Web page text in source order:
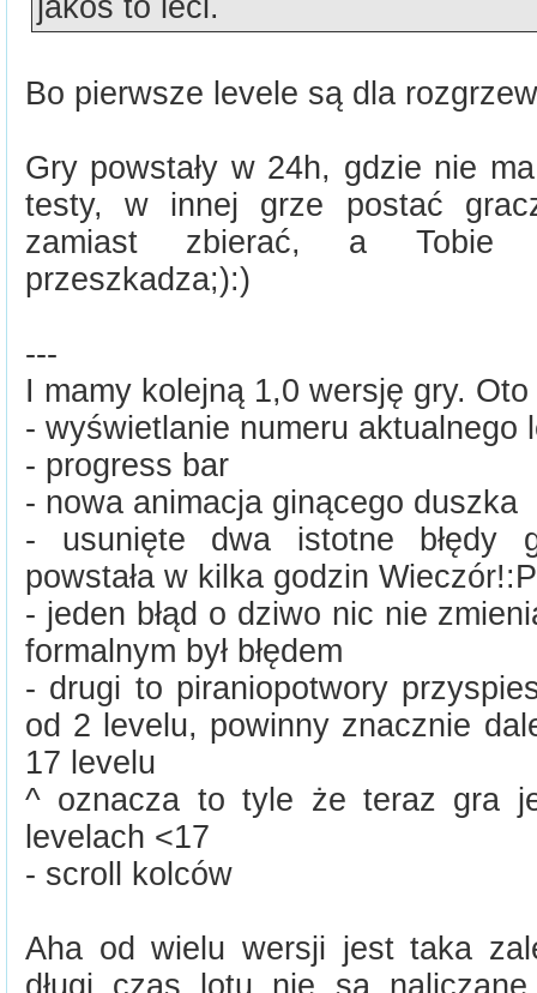
jakoś to leci.
Bo pierwsze levele są dla
Gry powstały w 24h, gdzie nie
testy, w innej grze postać
zamiast zbierać, a Tobie
przeszkadza;):)
---
I mamy kolejną 1,0 wersję gry.
- wyświetlanie numeru aktualnego
- progress bar
- nowa animacja ginącego duszka
- usunięte dwa istotne błędy
powstała w kilka godzin Wieczór!:P
- jeden błąd o dziwo nic nie
formalnym był błędem
- drugi to piraniopotwory
od 2 levelu, powinny znacznie
17 levelu
^ oznacza to tyle że teraz gra
levelach <17
- scroll kolców
Aha od wielu wersji jest taka
długi czas lotu nie są naliczane